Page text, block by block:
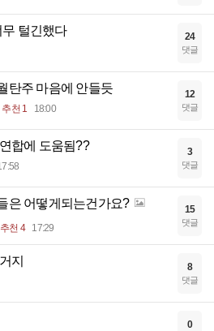
무 털긴했다 24
댓글
탄주 마음에 안들듯
추천 1 18:00
12
댓글
합에 도움됨?? 3
댓글
은 어떻게되는건가요?
추천 4 17:29
15
댓글
지 8
댓글
0